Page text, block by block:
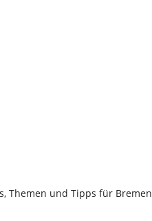
Themen und Tipps für Bremen